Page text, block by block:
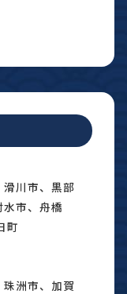
川市、黒部
市、舟橋
町
洲市、加賀